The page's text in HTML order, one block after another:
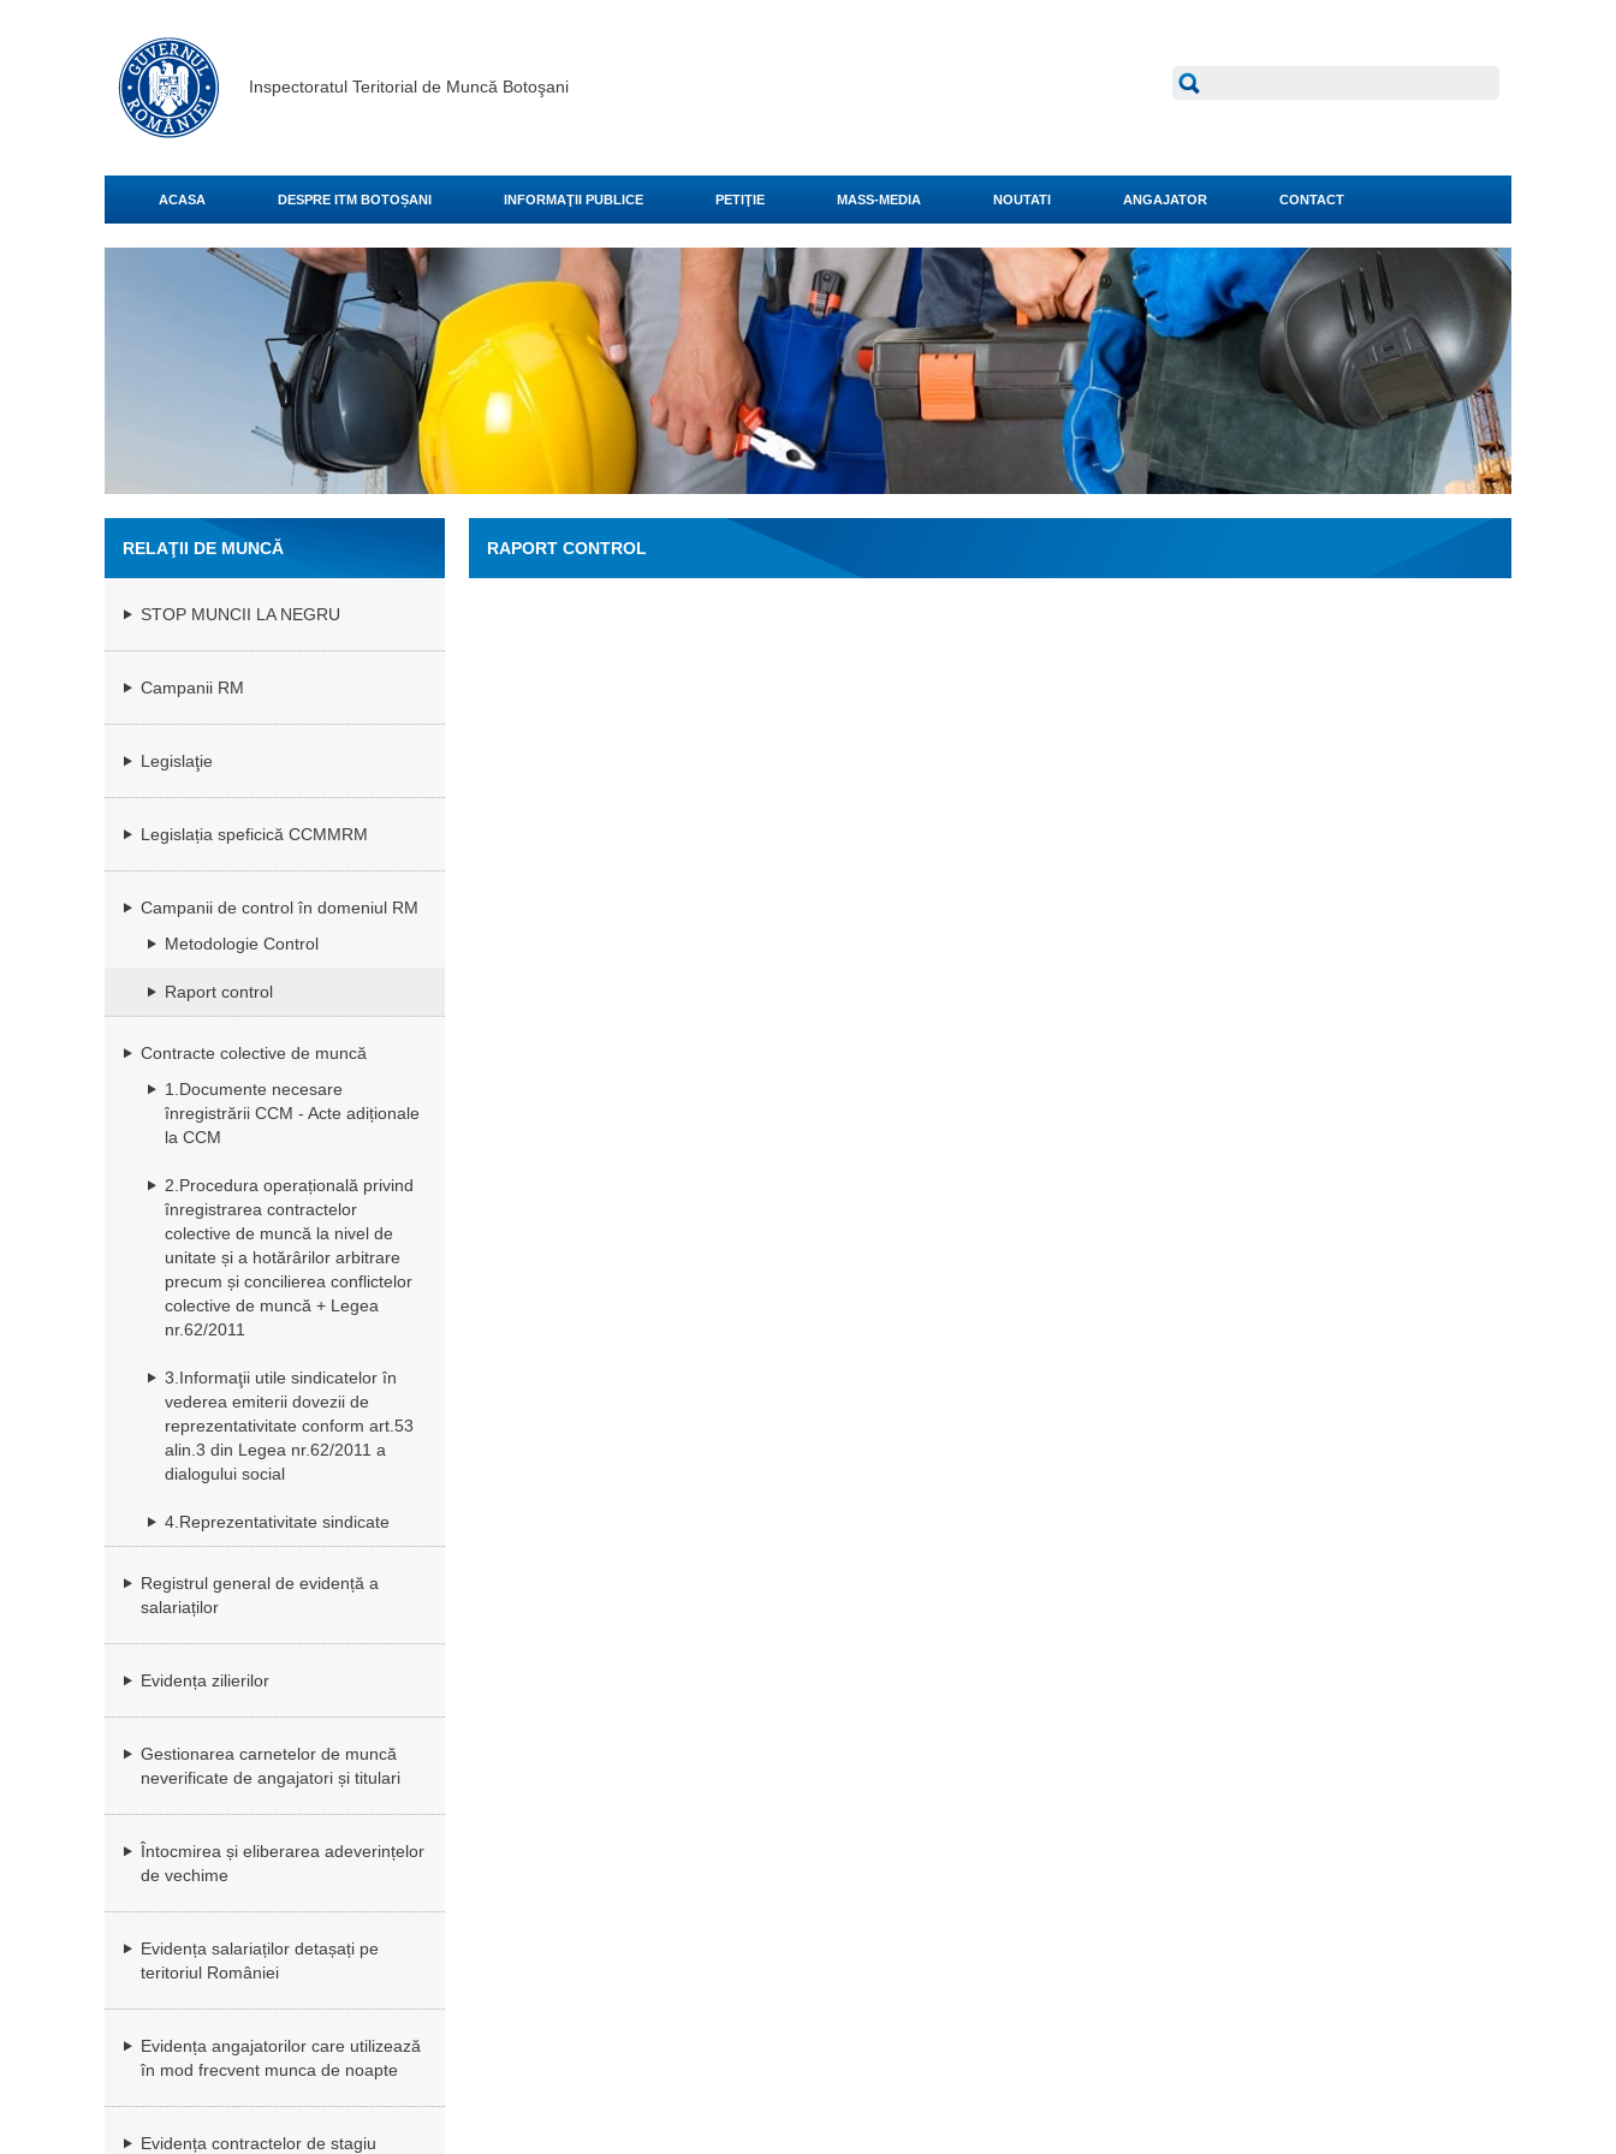
Inspectoratul Teritorial de Muncă Botoşani
ACASA DESPRE ITM BOTOȘANI INFORMAŢII PUBLICE PETIŢIE MASS-MEDIA NOUTATI ANGAJATOR CONTACT
RELAŢII DE MUNCĂ
STOP MUNCII LA NEGRU
Campanii RM
Legislaţie
Legislația speficică CCMMRM
Campanii de control în domeniul RM
Metodologie Control
Raport control
Contracte colective de muncă
1.Documente necesare
înregistrării CCM - Acte adiționale
la CCM
2.Procedura operațională privind
înregistrarea contractelor
colective de muncă la nivel de
unitate și a hotărârilor arbitrare
precum și concilierea conflictelor
colective de muncă + Legea
nr.62/2011
3.Informaţii utile sindicatelor în
vederea emiterii dovezii de
reprezentativitate conform art.53
alin.3 din Legea nr.62/2011 a
dialogului social
4.Reprezentativitate sindicate
Registrul general de evidență a
salariaților
Evidența zilierilor
Gestionarea carnetelor de muncă
neverificate de angajatori și titulari
Întocmirea și eliberarea adeverințelor
de vechime
Evidența salariaților detașați pe
teritoriul României
Evidența angajatorilor care utilizează
în mod frecvent munca de noapte
Evidența contractelor de stagiu
RAPORT CONTROL